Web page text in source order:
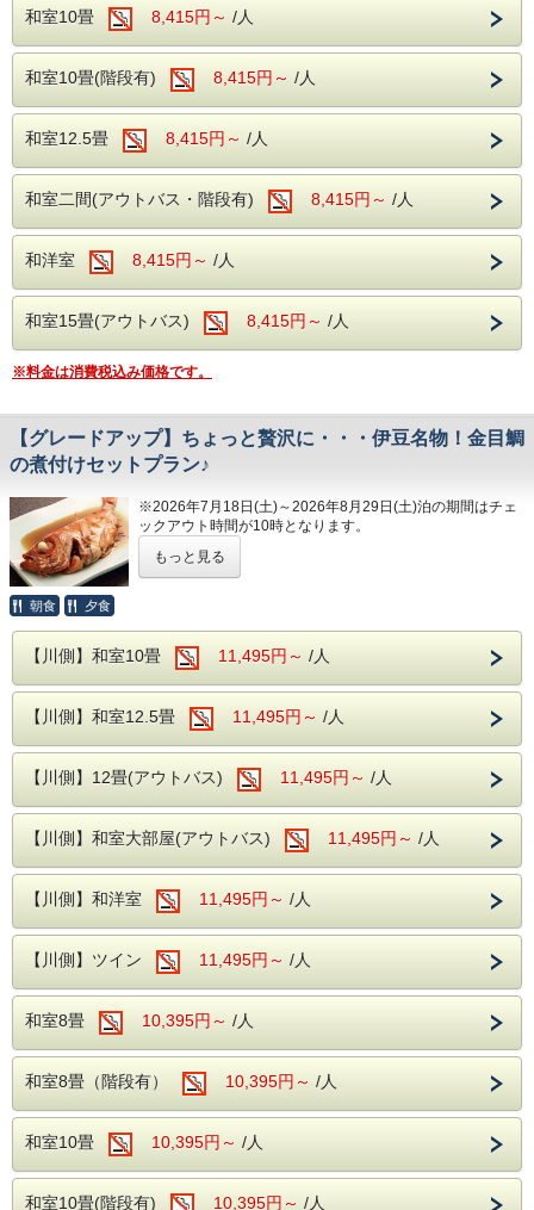
ソフトドリンク・アルコールが飲み放題！
夕食時間は宿泊日の前日に確定致しますので
お電話にてご確認下さい。
---ご朝食---
和洋バイキング、ソフトドリンクもサービス
---温泉---
大浴場は2箇所あり、どちらも露天風呂が併
設されております。
ビーナスからお湯が出ている洋風のエンゼル
風呂、浴槽が3つ設置されている川蝉の湯、
露天風呂はどちらも岩を使用した和風の露天
風呂となります。
---館内施設---
・【予約制】無料カラオケルーム(当日予約
制)
・【予約無】無料卓球ルーム
・【有料】 ゲームコーナー
当館のロビーにはグランドピアノを設置して
おり、時間限定でピアノを演奏する事ができ
ます。
ロビーからは自然溢れる松川をご覧いただけ
ます。
・ご利用時間
チェックイン後 14：00～21：00
翌朝 7：00～9：30
※時間厳守にご協力をお願いいたします。
・ご利用の際は、チェックインされたお部屋から
■本館/湯量豊富な温泉！掛け流し温泉の醍醐味をご満喫くだ
・伊東随一のゴージャスさ！エンゼル風呂＆川蝉の湯。いず
れも露天風呂併設
浴場の入れ替えをさせていただきます。
■松川館/湯量豊富な温泉！掛け流し温泉の醍醐味をご満喫く
ださい。
・ひのきのお風呂をおたのしみ！福寿の湯＆末広の湯＆野天
※3か所の浴場をお楽しみいただけるように時間により男女
浴場の入れ替えをさせていただきます。
■別館/ゆったり広々大浴場。
呂併設
※2か所の浴場をお楽しみいただけるように時間により男女
みいただけます。
ソフトドリンク・アルコールが飲み放題！
夕食時間は宿泊日の前日に確定致しますので
※開始時間より90分間です。
---ご朝食---
和洋バイキング、ソフトドリンクもサービス
---温泉---
大浴場は2箇所あり、どちらも露天風呂が併
設されております。
ビーナスからお湯が出ている洋風のエンゼル
風呂、浴槽が3つ設置されている川蝉の湯、
露天風呂はどちらも岩を使用した和風の露天
風呂となります。
---館内施設---
・【予約制】無料カラオケルーム(当日予約
制)
和室10畳 8,415円～ /人
和室10畳(階段有) 8,415円～ /人
和室12.5畳 8,415円～ /人
和室二間(アウトバス・階段有) 8,415円～ /人
和洋室 8,415円～ /人
和室15畳(アウトバス) 8,415円～ /人
※料金は消費税込み価格です。
【グレードアップ】ちょっと贅沢に・・・伊豆名物！金目鯛
の煮付けセットプラン♪
※2026年7月18日(土)～2026年8月29日(土)泊の期間はチェ
ックアウト時間が10時となります。
金目鯛の煮付けが付いたお得なプランです。
料理長秘伝のタレはご飯との相性も抜群！！
※注意事項※
・大人の方お一人様につき金目鯛１尾セットとなりますの
で、例えば2名様で１品の注文をご希望の場合はスタンダー
ドプランをご予約の上、お電話で別注料理をご予約いただき
ますようお願い申し上げます。
・入荷状況により別注料理をお出し出来ない場合は通常料金
でのご案内となります。
・このプランは食材仕入れの都合上、２日前までのご予約と
なります。
・お子様の宿泊につきましては、ホテルまでお問い合わせ下
さいませ。
海あり！山あり！
---ご夕食---
和洋中のバイキングをレストランにてお楽し
みいただけます。
ソフトドリンク・アルコールが飲み放題！
夕食時間は宿泊日の前日に確定致しますので
お電話にてご確認下さい。
もっと見る
朝食 夕食
【川側】和室10畳 11,495円～ /人
【川側】和室12.5畳 11,495円～ /人
【川側】12畳(アウトバス) 11,495円～ /人
【川側】和室大部屋(アウトバス) 11,495円～ /人
【川側】和洋室 11,495円～ /人
【川側】ツイン 11,495円～ /人
和室8畳 10,395円～ /人
和室8畳（階段有） 10,395円～ /人
和室10畳 10,395円～ /人
和室10畳(階段有) 10,395円～ /人